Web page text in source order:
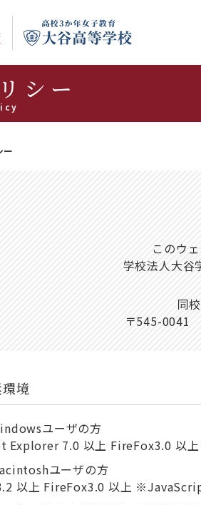
シー
ー
このウ
学校法人大
同
〒545-0041
境
ユーザの方
Explorer 7.0 以上 FireFox3.0 以
ユーザの方
以上 FireFox3.0 以上